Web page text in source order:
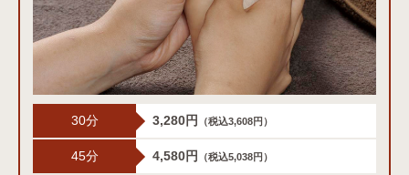
30分 3,280円 （税込3,608円）
45分 4,580円 （税込5,038円）